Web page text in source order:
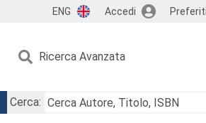
ENG Accedi Preferiti
Ricerca Avanzata
Cerca: